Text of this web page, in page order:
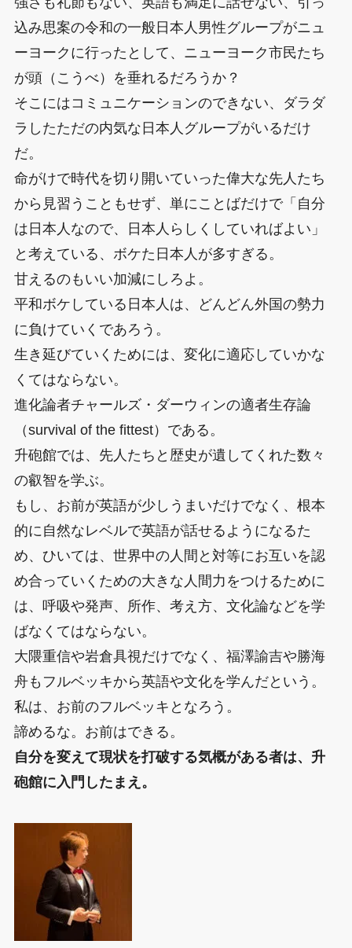
込み思案の令和の一般日本人男性グループがニュ
ーヨークに行ったとして、ニューヨーク市民たち
が頭（こうべ）を垂れるだろうか？
そこにはコミュニケーションのできない、ダラダ
ラしたただの内気な日本人グループがいるだけ
だ。
命がけで時代を切り開いていった偉大な先人たち
から見習うこともせず、単にことばだけで「自分
は日本人なので、日本人らしくしていればよい」
と考えている、ボケた日本人が多すぎる。
甘えるのもいい加減にしろよ。
平和ボケしている日本人は、どんどん外国の勢力
に負けていくであろう。
生き延びていくためには、変化に適応していかな
くてはならない。
進化論者チャールズ・ダーウィンの適者生存論
（survival of the fittest）である。
升砲館では、先人たちと歴史が遺してくれた数々
の叡智を学ぶ。
もし、お前が英語が少しうまいだけでなく、根本
的に自然なレベルで英語が話せるようになるた
め、ひいては、世界中の人間と対等にお互いを認
め合っていくための大きな人間力をつけるために
は、呼吸や発声、所作、考え方、文化論などを学
ばなくてはならない。
大隈重信や岩倉具視だけでなく、福澤諭吉や勝海
舟もフルベッキから英語や文化を学んだという。
私は、お前のフルベッキとなろう。
諦めるな。お前はできる。
自分を変えて現状を打破する気概がある者は、升
砲館に入門したまえ。